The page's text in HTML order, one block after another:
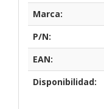
Marca:
P/N:
EAN:
Disponibilidad: